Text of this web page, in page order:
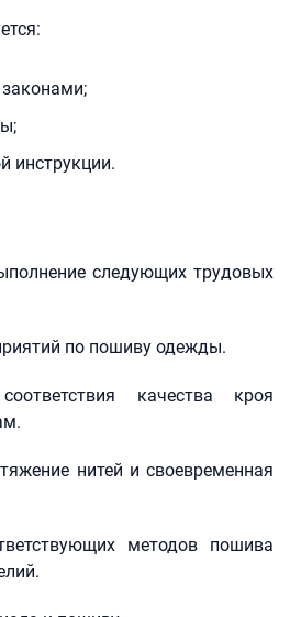
инструкции.
следующих трудовых
по пошиву одежды.
качества кроя
нитей и своевременная
методов пошива